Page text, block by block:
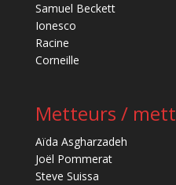
Samuel Beckett
Ionesco
Racine
Corneille
Metteurs /
Aïda Asgharzadeh
Joël Pommerat
Steve Suissa